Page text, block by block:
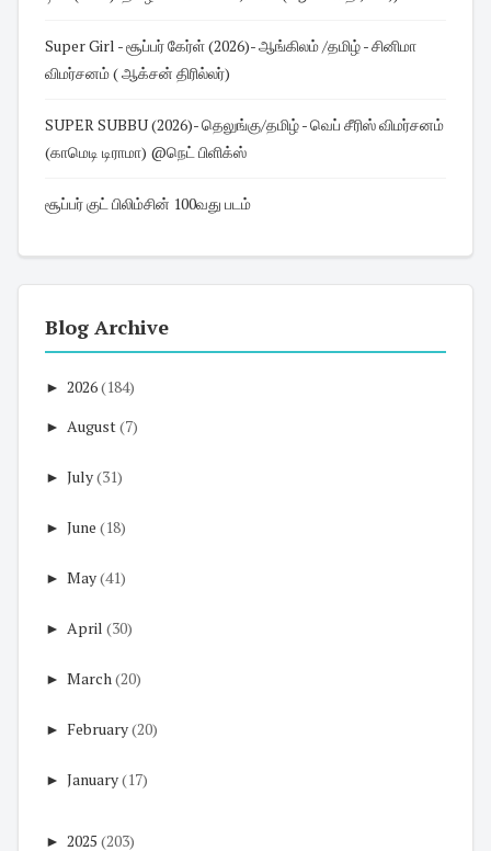
Super Girl - சூப்பர் கேர்ள் (2026)- ஆங்கிலம் /தமிழ் - சினிமா
விமர்சனம் ( ஆக்சன் திரில்லர்)
SUPER SUBBU (2026)- தெலுங்கு/தமிழ் - வெப் சீரிஸ் விமர்சனம்
(காமெடி டிராமா) @நெட் பிளிக்ஸ்
சூப்பர் குட் பிலிம்சின் 100வது படம்
Blog Archive
► 2026(184)
► August(7)
► July(31)
► June (18)
► May(41)
► April (30)
► March(20)
► February(20)
► January(17)
► 2025 (203)